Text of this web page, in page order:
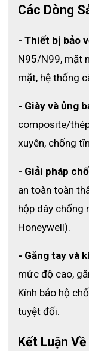
Cam kết:
✅ Hàng chính
✅ Mức giá ưu đãi
✅ Giao hàng
📌 Xem chi tiết sản
📞 Hotline: 097 636
📧 Email:
Các Dòng
- Thiết bị bảo
N95/N99, mặt
mặt, hệ thống
- Giày và ủng
composite/
xuyên, chống
- Giải pháp
an toàn toàn
hộp dây chống
Honeywell).
- Găng tay và
mức độ cao,
Kính bảo hộ
tuyệt đối.
Kết Luận